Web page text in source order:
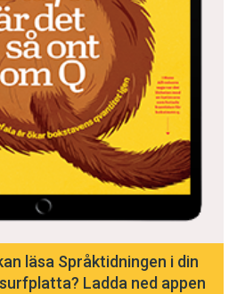
läsa Språktidningen i din
Ladda ned appen